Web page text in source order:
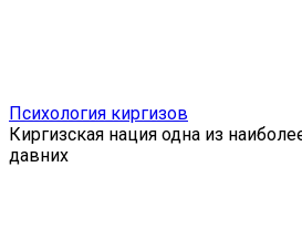
Психология киргизов
Киргизская нация одна из
давних